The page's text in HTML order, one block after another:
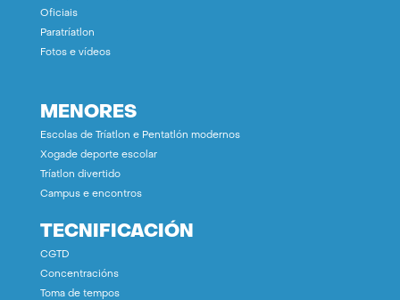
Oficiais
Paratríatlon
Fotos e vídeos
MENORES
Escolas de Tríatlon e Pentatlón modernos
Xogade deporte escolar
Tríatlon divertido
Campus e encontros
TECNIFICACIÓN
CGTD
Concentracións
Toma de tempos